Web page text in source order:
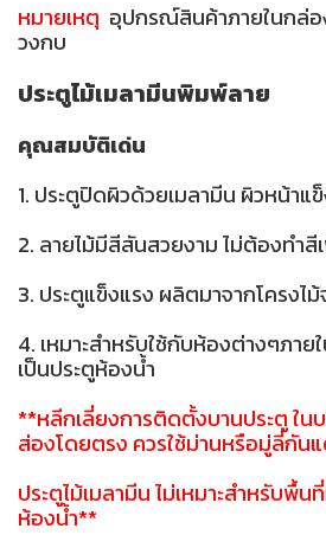
หมายเหตุ อุปกรณ์สินค้าภายในกล่อ
วงกบ
ประตูไม้เมลามีนพิมพ์ลาย
คุณสมบัติเด่น
1. ประตูปิดผิวด้วยเมลามีน ผิวหน้าแ
2. ลายไม้มีสีสันสวยงาม ไม่ต้องทำสี
3. ประตูแข็งแรง ผลิตมาจากโครงไม้
4. เหมาะสำหรับใช้กับห้องต่างๆภาย
เป็นประตูห้องน้ำ
**หลีกเลี่ยงการติดตั้งบานประตู ใน
ส่องโดยตรง ควรใช้ม่านหรือมู่ลี่กัน
ประตูไม้เมลามีน ไม่เหมาะสำหรับพื้
ห้องน้ำ**